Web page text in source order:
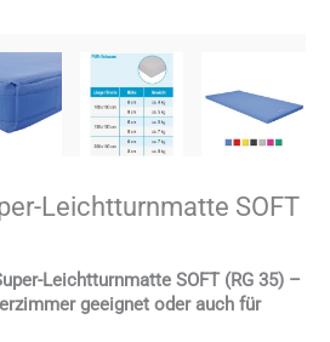
Leichtturnmatte SOFT
Leichtturnmatte SOFT (RG 35) –
geeignet oder auch für